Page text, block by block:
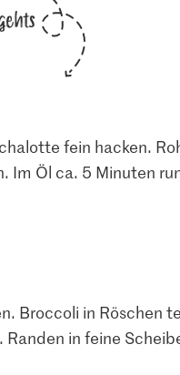
fein hacken.
Im Öl ca. 5 Minuten
Broccoli in Röschen
in feine